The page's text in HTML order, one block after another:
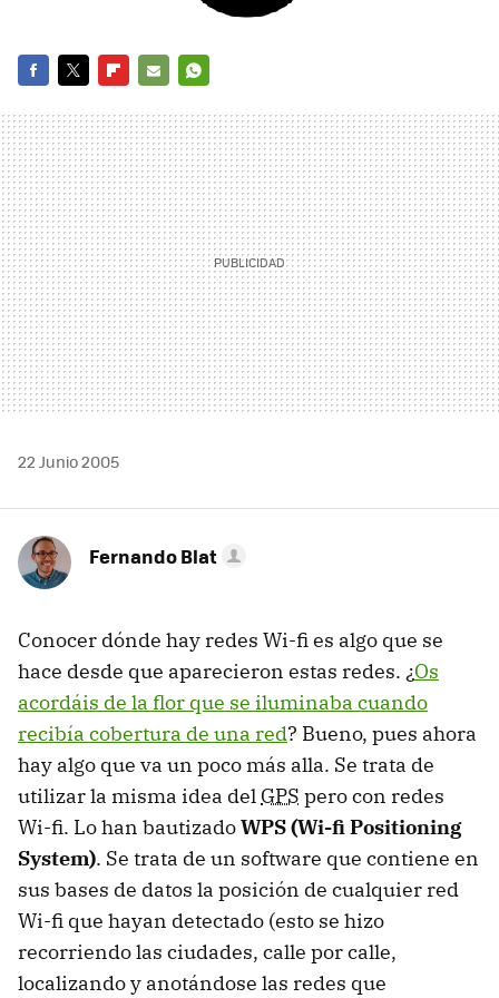
MAIL
22 Junio 2005
Fernando Blat
Conocer dónde hay redes Wi-fi es algo que se
hace desde que aparecieron estas redes. ¿Os
acordáis de la flor que se iluminaba cuando
recibía cobertura de una red? Bueno, pues ahora
hay algo que va un poco más alla. Se trata de
utilizar la misma idea del GPS pero con redes
Wi-fi. Lo han bautizadoWPS (Wi-fi Positioning
System). Se trata de un software que contiene en
sus bases de datos la posición de cualquier red
Wi-fi que hayan detectado (esto se hizo
recorriendo las ciudades, calle por calle,
localizando y anotándose las redes que